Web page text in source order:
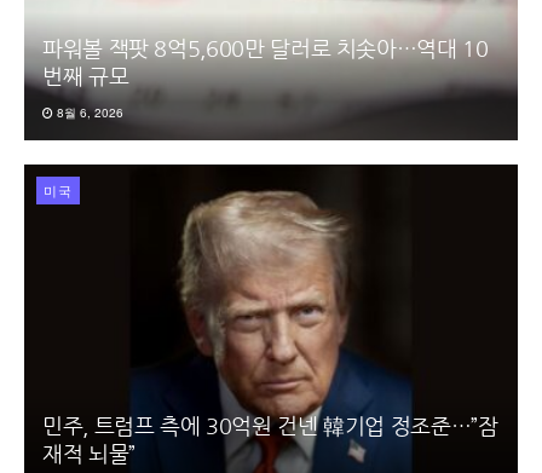
파워볼 잭팟 8억5,600만 달러로 치솟아…역대 10
번째 규모
8월 6, 2026
미국
민주, 트럼프 측에 30억원 건넨 韓기업 정조준…”잠
재적 뇌물”